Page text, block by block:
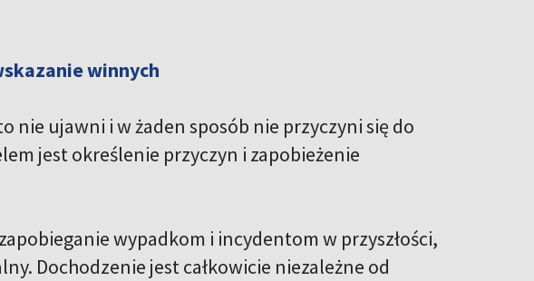
winnych
nie ujawni i w żaden sposób nie przyczyni się do
jest określenie przyczyn i zapobieżenie
wypadkom i incydentom w przyszłości,
Dochodzenie jest całkowicie niezależne od